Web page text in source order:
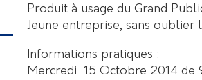
Produit à usage du Grand
Jeune entreprise, sans oublier
Informations pratiques :
Mercredi 15 Octobre 2014 de